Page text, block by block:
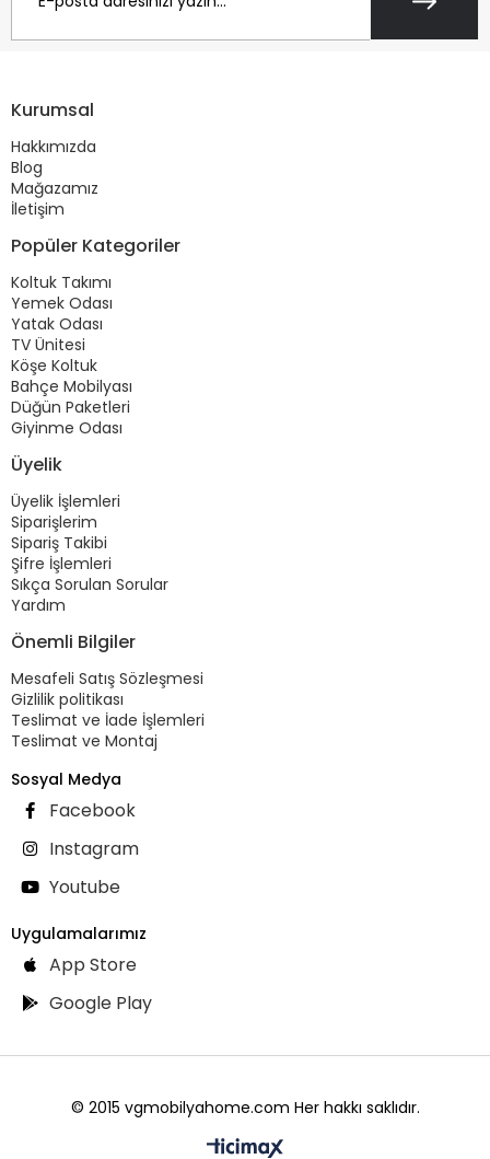
Kurumsal
Hakkımızda
Blog
Mağazamız
İletişim
Popüler Kategoriler
Koltuk Takımı
Yemek Odası
Yatak Odası
TV Ünitesi
Köşe Koltuk
Bahçe Mobilyası
Düğün Paketleri
Giyinme Odası
Üyelik
Üyelik İşlemleri
Siparişlerim
Sipariş Takibi
Şifre İşlemleri
Sıkça Sorulan Sorular
Yardım
Önemli Bilgiler
Mesafeli Satış Sözleşmesi
Gizlilik politikası
Teslimat ve İade İşlemleri
Teslimat ve Montaj
Sosyal Medya
Facebook
Instagram
Youtube
Uygulamalarımız
App Store
Google Play
© 2015 vgmobilyahome.com Her hakkı saklıdır.